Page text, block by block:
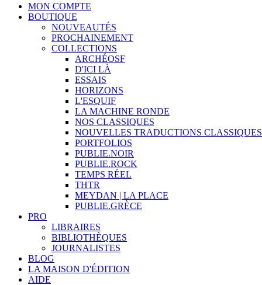
MON COMPTE
BOUTIQUE
NOUVEAUTÉS
PROCHAINEMENT
COLLECTIONS
ARCHÉOSF
D'ICI LÀ
ESSAIS
HORIZONS
L'ESQUIF
LA MACHINE RONDE
NOS CLASSIQUES
NOUVELLES TRADUCTIONS CLASSIQUES
PORTFOLIOS
PUBLIE.NOIR
PUBLIE.ROCK
TEMPS RÉEL
THTR
MEYDAN | LA PLACE
PUBLIE.GRÈCE
PRO
LIBRAIRES
BIBLIOTHÈQUES
JOURNALISTES
BLOG
LA MAISON D'ÉDITION
AIDE